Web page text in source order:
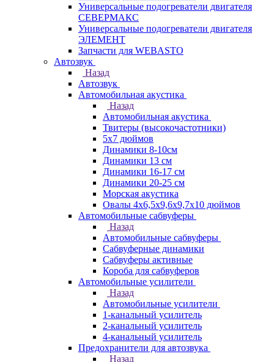
Универсальные подогреватели двигателя
СЕВЕРМАКС
Универсальные подогреватели двигателя
ЭЛЕМЕНТ
Запчасти для WEBASTO
Автозвук
Назад
Автозвук
Автомобильная акустика
Назад
Автомобильная акустика
Твитеры (высокочастотники)
5x7 дюймов
Динамики 8-10см
Динамики 13 см
Динамики 16-17 см
Динамики 20-25 см
Морская акустика
Овалы 4х6,5х9,6x9,7х10 дюймов
Автомобильные сабвуферы
Назад
Автомобильные сабвуферы
Сабвуферные динамики
Сабвуферы активные
Короба для сабвуферов
Автомобильные усилители
Назад
Автомобильные усилители
1-канальный усилитель
2-канальный усилитель
4-канальный усилитель
Предохранители для автозвука
Назад